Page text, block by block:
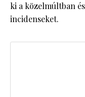
ki a közelmúltban
incidenseket.